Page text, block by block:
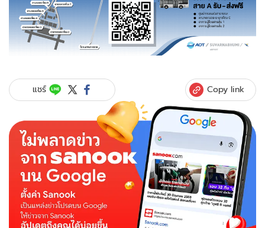
แชร์ Copy link